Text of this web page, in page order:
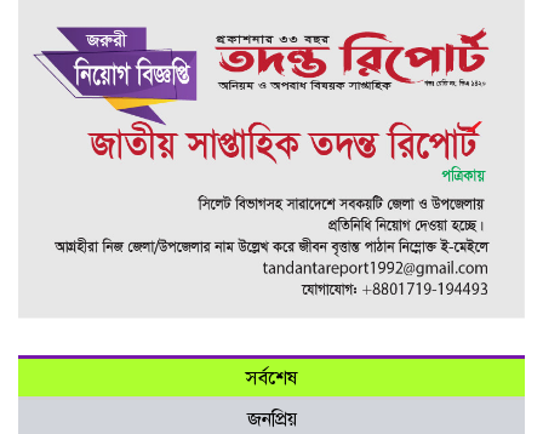
সর্বশেষ
জনপ্রিয়